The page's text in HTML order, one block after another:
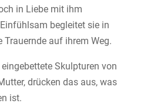
in Liebe mit ihm
begleitet sie in
Trauernde auf ihrem Weg.
Skulpturen von
drücken das aus, was
ist.